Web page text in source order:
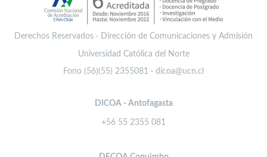
Derechos Reservados · Dirección de Comunicaciones y Admisión
Universidad Católica del Norte
Fono (56)(55) 2355081 · dicoa@ucn.cl
DICOA - Antofagasta
+56 55 2355 081